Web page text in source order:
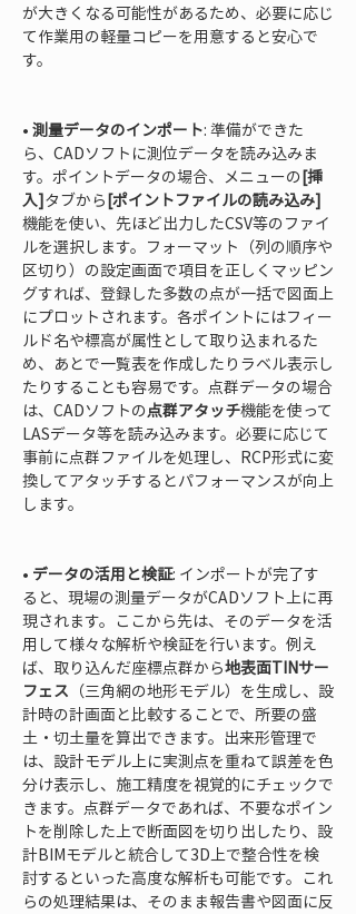
が大きくなる可能性があるため、必要に応じ
て作業用の軽量コピーを用意すると安心で
す。
• 測量データのインポート: 準備ができた
ら、CADソフトに測位データを読み込みま
す。ポイントデータの場合、メニューの[挿
入]タブから[ポイントファイルの読み込み]
機能を使い、先ほど出力したCSV等のファイ
ルを選択します。フォーマット（列の順序や
区切り）の設定画面で項目を正しくマッピン
グすれば、登録した多数の点が一括で図面上
にプロットされます。各ポイントにはフィー
ルド名や標高が属性として取り込まれるた
め、あとで一覧表を作成したりラベル表示し
たりすることも容易です。点群データの場合
は、CADソフトの点群アタッチ機能を使って
LASデータ等を読み込みます。必要に応じて
事前に点群ファイルを処理し、RCP形式に変
換してアタッチするとパフォーマンスが向上
します。
• データの活用と検証: インポートが完了す
ると、現場の測量データがCADソフト上に再
現されます。ここから先は、そのデータを活
用して様々な解析や検証を行います。例え
ば、取り込んだ座標点群から地表面TINサー
フェス （三角網の地形モデル）を生成し、設
計時の計画面と比較することで、所要の盛
土・切土量を算出できます。出来形管理で
は、設計モデル上に実測点を重ねて誤差を色
分け表示し、施工精度を視覚的にチェックで
きます。点群データであれば、不要なポイン
トを削除した上で断面図を切り出したり、設
計BIMモデルと統合して3D上で整合性を検
討するといった高度な解析も可能です。これ
らの処理結果は、そのまま報告書や図面に反